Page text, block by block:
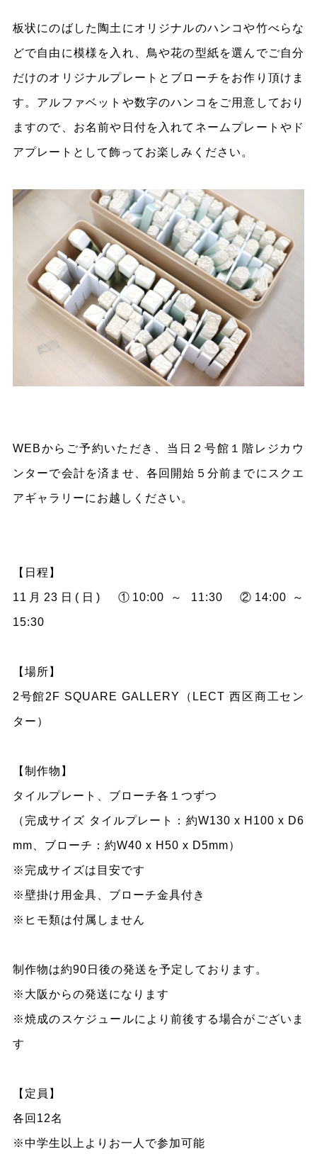
板状にのばした陶土にオリジナルのハンコや竹べらな
どで自由に模様を入れ、鳥や花の型紙を選んでご自分
だけのオリジナルプレートとブローチをお作り頂けま
す。アルファベットや数字のハンコをご用意しており
ますので、お名前や日付を入れてネームプレートやド
アプレートとして飾ってお楽しみください。
WEBからご予約いただき、当日２号館１階レジカウ
ンターで会計を済ませ、各回開始５分前までにスクエ
アギャラリーにお越しください。
【日程】
11月23日(日) ①10:00 ～ 11:30 ②14:00 ～
15:30
【場所】
2号館2F SQUARE GALLERY（LECT 西区商工セン
ター）
【 制作物 】
タイルプレート、ブローチ各１つずつ
（完成サイズ タイルプレート：約W130 x H100 x D6
mm、ブローチ：約W40 x H50 x D5mm）
※完成サイズは目安です
※壁掛け用金具、ブローチ金具付き
※ヒモ類は付属しません
制作物は約90日後の発送を予定しております。
※大阪からの発送になります
※焼成のスケジュールにより前後する場合がございま
す
【 定員 】
各回12名
※中学生以上よりお一人で参加可能